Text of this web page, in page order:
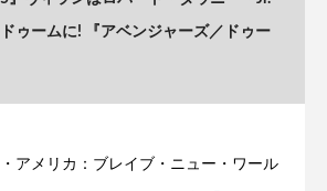
ゥームに! 『アベンジャーズ／ドゥー
アメリカ：ブレイブ・ニュー・ワール